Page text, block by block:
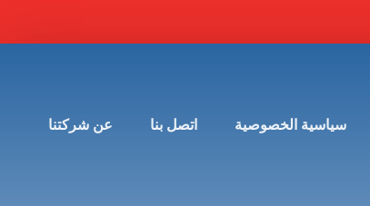
سياسية الخصوصية اتصل بنا عن شركتنا